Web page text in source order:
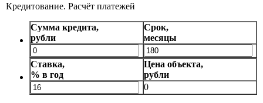
Кредитование. Расчёт платежей
Сумма кредита,
рубли
Срок,
месяцы
Ставка,
% в год
Цена объекта,
рубли
0